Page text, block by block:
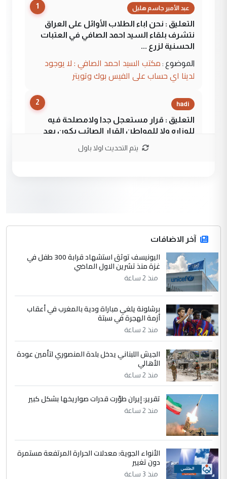
1 عبد الأمير جاسم هليل
التعليق : نحن اباء الطلاب الأوائل على العراق
نتشرف بلقاء السيد احمد الصافي في العتبات
الحسنية لزرع ...
الموضوع : مكتب السيد احمد الصافي : لا يوجود
لدينا اي حساب على الفيس بوك وتويتر
2 hadi
التعليق : قرار مستعجل جدا ولامصلحة فيه
للوزاره ولا للمواطن القرار الصائب يكون بعد
جنسية الرافد الثالث للعراق ومن اصول عريقة
ابا فرات ...
الموضوع :
الجواهري يرد على صدام حسين سل
مضجعيك يابن الزنا (نص كامل)
4 سردار
التعليق : واحد من عصابة علي ماما يسقط
جنسية الرافد الثالث للعراق ومن اصول عريقة
ابا فرات ...
الموضوع :
الجواهري يرد على صدام حسين سل
مضجعيك يابن الزنا (نص كامل)
التعليق : تحياتي لك استاذ حامدتركان. كلام
دقيق ومسؤول؛ فالاستثمار الحقيقي للإنسان
وثروات البلد يعتمد على الكفاءة ...
الموضوع :
بين الإهمال واغتصاب الأرض.. بلاد
الرافدين تعاني الجفاف والتصحر!!
يتم التحديث اولا باول
آخر الاضافات
اليونيسف توثق استشهاد قرابة 300 طفل في
غزة منذ تشرين الاول الماضي
منذ 2 ساعة
برشلونة يلغي مباراة ودية بالمغرب في أعقاب
أزمة الهجرة في سبتة
منذ 2 ساعة
الجيش اللبناني يدخل بلدة المنصوري لتأمين عودة
الأهالي
منذ 2 ساعة
تقرير: إيران طوّرت قدرات صواريخها بشكل كبير
منذ 2 ساعة
الأنواء الجوية: معدلات الحرارة المرتفعة مستمرة
دون تغيير
منذ 3 ساعة